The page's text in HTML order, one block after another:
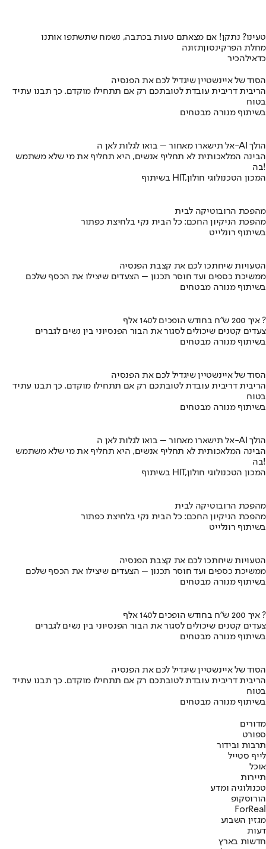
טעינו? נתקן! אם מצאתם טעות בכתבה, נשמח שתשתפו אותנו
מחלת הפרקינסוןתזונה
כדאילהכיר
הסוד של איינשטיין שיגדיל לכם את הפנסיה
הריבית דריבית עובדת לטובתכם רק אם תתחילו מוקדם. כך תבנו עתיד
בטוח
בשיתוף מנורה מבטחים
אל תישארו מאחור – בואו לגלות לאן ה-AI הולך
הבינה המלאכותית לא תחליף אנשים, היא תחליף את מי שלא משתמש
בה!
בשיתוף HIT,המכון הטכנולוגי חולון
מהפכת הרובוטיקה לבית
מהפכת הניקיון החכם: כל הבית נקי בלחיצת כפתור
בשיתוף רונלייט
הטעויות שיחתכו לכם את קצבת הפנסיה
ממשיכת כספים ועד חוסר תכנון – הצעדים שיצילו את הכסף שלכם
בשיתוף מנורה מבטחים
איך 200 ש"ח בחודש הופכים ל140 אלף ?
צעדים קטנים שיכולים לסגור את הבור הפנסיוני בין נשים לגברים
בשיתוף מנורה מבטחים
הסוד של איינשטיין שיגדיל לכם את הפנסיה
הריבית דריבית עובדת לטובתכם רק אם תתחילו מוקדם. כך תבנו עתיד
בטוח
בשיתוף מנורה מבטחים
אל תישארו מאחור – בואו לגלות לאן ה-AI הולך
הבינה המלאכותית לא תחליף אנשים, היא תחליף את מי שלא משתמש
בה!
בשיתוף HIT,המכון הטכנולוגי חולון
מהפכת הרובוטיקה לבית
מהפכת הניקיון החכם: כל הבית נקי בלחיצת כפתור
בשיתוף רונלייט
הטעויות שיחתכו לכם את קצבת הפנסיה
ממשיכת כספים ועד חוסר תכנון – הצעדים שיצילו את הכסף שלכם
בשיתוף מנורה מבטחים
איך 200 ש"ח בחודש הופכים ל140 אלף ?
צעדים קטנים שיכולים לסגור את הבור הפנסיוני בין נשים לגברים
בשיתוף מנורה מבטחים
הסוד של איינשטיין שיגדיל לכם את הפנסיה
הריבית דריבית עובדת לטובתכם רק אם תתחילו מוקדם. כך תבנו עתיד
בטוח
בשיתוף מנורה מבטחים
מדורים
ספורט
תרבות ובידור
לייף סטייל
אוכל
תיירות
טכנולוגיה ומדע
הורוסקופ
ForReal
מגזין השבוע
דעות
חדשות בארץ